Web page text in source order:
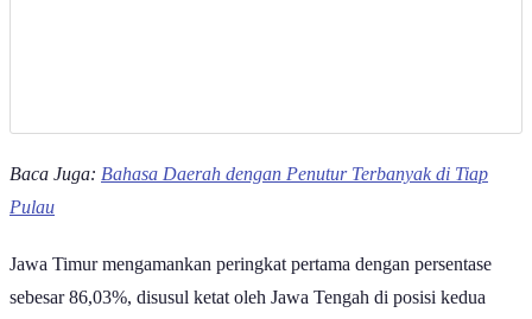
Baca Juga: Bahasa Daerah dengan Penutur Terbanyak di Tiap
Pulau
Jawa Timur mengamankan peringkat pertama dengan persentase
sebesar 86,03%, disusul ketat oleh Jawa Tengah di posisi kedua